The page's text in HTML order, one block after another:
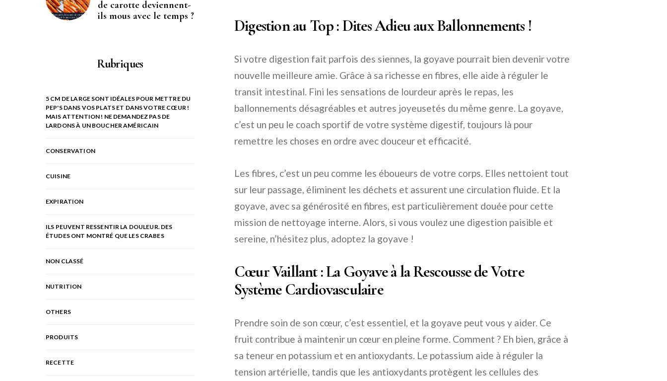
Digestion au Top : Dites Adieu aux Ballonnements !
Si votre digestion fait parfois des siennes, la goyave pourrait bien devenir votre
nouvelle meilleure amie. Grâce à sa richesse en fibres, elle aide à réguler le
transit intestinal. Fini les sensations de lourdeur après le repas, les
ballonnements désagréables et autres joyeusetés du même genre. La goyave,
c’est un peu le coach sportif de votre système digestif, toujours là pour
remettre les choses en ordre avec douceur et efficacité.
Les fibres, c’est un peu comme les éboueurs de votre corps. Elles nettoient tout
sur leur passage, éliminent les déchets et assurent une circulation fluide. Et la
goyave, avec sa générosité en fibres, est particulièrement douée pour cette
mission de nettoyage interne. Alors, si vous voulez une digestion paisible et
sereine, n’hésitez plus, adoptez la goyave !
Cœur Vaillant : La Goyave à la Rescousse de Votre
Système Cardiovasculaire
Prendre soin de son cœur, c’est essentiel, et la goyave peut vous y aider. Ce
fruit contribue à maintenir un cœur en pleine forme. Comment ? Eh bien, grâce à
sa teneur en potassium et en antioxydants. Le potassium aide à réguler la
tension artérielle, tandis que les antioxydants protègent les cellules des
de carotte deviennent-
ils mous avec le temps ?
Rubriques
5 CM DE LARGE SONT IDÉALES POUR METTRE DU
PEP'S DANS VOS PLATS ET DANS VOTRE CŒUR !
MAIS ATTENTION ! NE DEMANDEZ PAS DE
LARDONS À UN BOUCHER AMÉRICAIN
CONSERVATION
CUISINE
EXPIRATION
ILS PEUVENT RESSENTIR LA DOULEUR. DES
ÉTUDES ONT MONTRÉ QUE LES CRABES
NON CLASSÉ
NUTRITION
OTHERS
PRODUITS
RECETTE